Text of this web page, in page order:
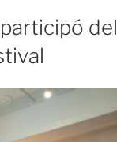
del